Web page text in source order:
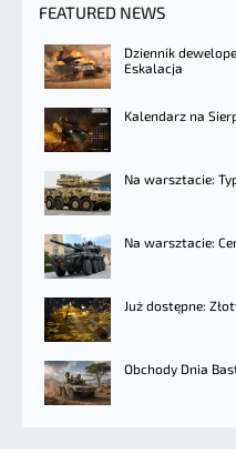
FEATURED NEWS
Dziennik
Eskalacja
Kalendarz na
Na warsztacie:
Na warsztacie:
Już dostępne:
Obchody Dnia